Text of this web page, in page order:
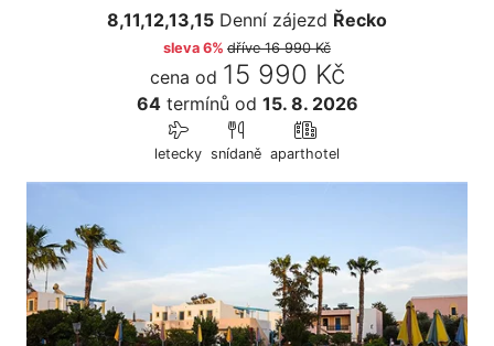
8,11,12,13,15 Denní zájezd Řecko
sleva 6% dříve16 990 Kč
cena od 15 990 Kč
64termínů od 15. 8. 2026
letecky snídaně aparthotel